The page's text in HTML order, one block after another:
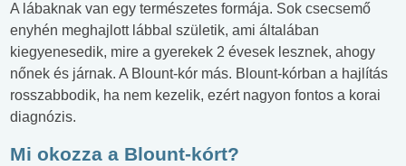
A lábaknak van egy természetes formája. Sok csecsemő
enyhén meghajlott lábbal születik, ami általában
kiegyenesedik, mire a gyerekek 2 évesek lesznek, ahogy
nőnek és járnak. A Blount-kór más. Blount-kórban a hajlítás
rosszabbodik, ha nem kezelik, ezért nagyon fontos a korai
diagnózis.
Mi okozza a Blount-kórt?